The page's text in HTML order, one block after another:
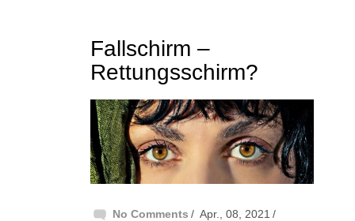
Fallschirm –
Rettungsschirm?
No Comments
Apr., 08, 2021